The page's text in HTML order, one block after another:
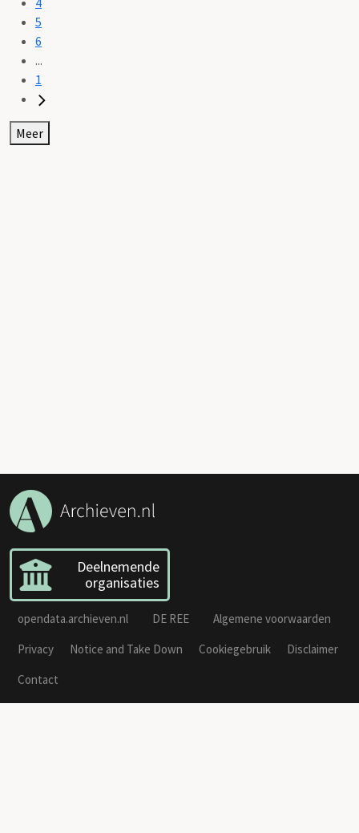
5
6
...
1
Meer
Deelnemende
organisaties
opendata.archieven.nl DE REE
Algemene voorwaarden
Privacy
Notice and Take Down Cookiegebruik
Disclaimer
Contact